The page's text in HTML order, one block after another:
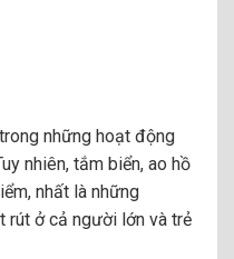
những hoạt động
nhiên, tắm biển, ao hồ
nhất là những
rút ở cả người lớn và trẻ